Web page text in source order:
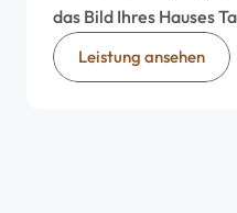
das Bild Ihres Hauses
Leistung ansehen